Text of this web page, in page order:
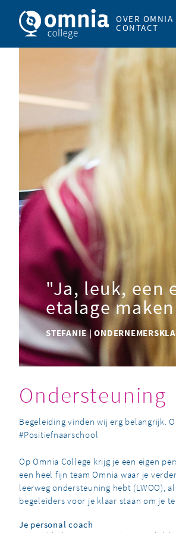
OVER OMNIA
CONTACT
"Ja, leuk, een
etalage
STEFANIE |
Ondersteuning
Begeleiding vinden wij erg belangrijk.
#Positiefnaarschool
Op Omnia College krijg je een eigen
een heel fijn team Omnia waar je
leerweg ondersteuning hebt (LWOO),
begeleiders voor je klaar staan om je
Je personal coach